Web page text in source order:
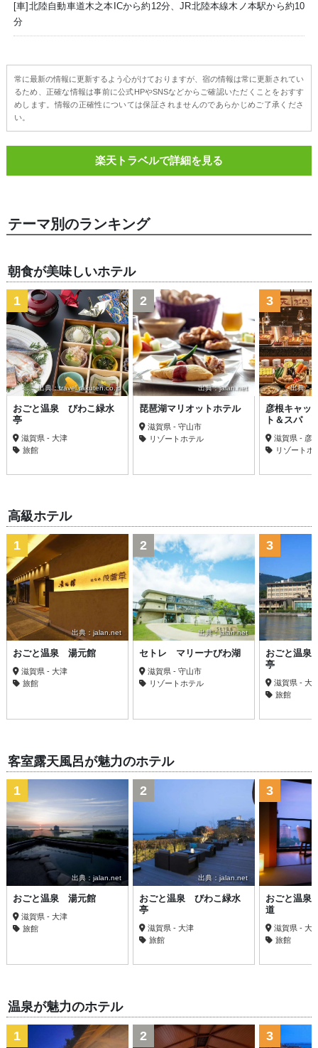
[車]北陸自動車道木之本ICから約12分、JR北陸本線木ノ本駅から約10
分
常に最新の情報に更新するよう心がけておりますが、宿の情報は常に更新されてい
るため、正確な情報は事前に公式HPやSNSなどからご確認いただくことをおすす
めします。情報の正確性については保証されませんのであらかじめご了承くださ
い。
楽天トラベルで詳細を見る
テーマ別のランキング
朝食が美味しいホテル
出典：travel.rakuten.co.jp
1
おごと温泉 びわこ緑水
亭
滋賀県 - 大津
旅館
出典：jalan.net
2
琵琶湖マリオットホテル
滋賀県 - 守山市
リゾートホテル
出典：
3
彦根キャッ
ト＆スパ
滋賀県 - 彦
リゾートホ
高級ホテル
出典：jalan.net
1
おごと温泉 湯元館
滋賀県 - 大津
旅館
出典：jalan.net
2
セトレ マリーナびわ湖
滋賀県 - 守山市
リゾートホテル
3
おごと温泉
亭
滋賀県 - 大
旅館
客室露天風呂が魅力のホテル
出典：jalan.net
1
おごと温泉 湯元館
滋賀県 - 大津
旅館
出典：jalan.net
2
おごと温泉 びわこ緑水
亭
滋賀県 - 大津
旅館
3
おごと温泉
道
滋賀県 - 大
旅館
温泉が魅力のホテル
1 2 3